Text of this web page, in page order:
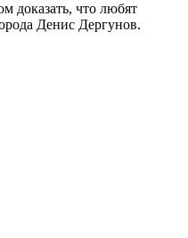
доказать, что любят
Денис Дергунов.